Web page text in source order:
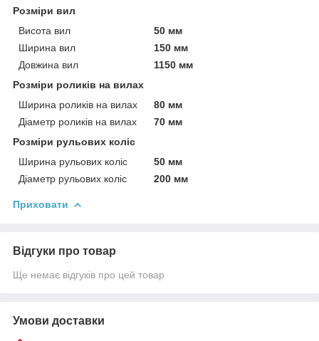
Розміри вил
Висота вил
50 мм
Ширина вил
150 мм
Довжина вил
1150 мм
Розміри роликів на вилах
Ширина роликів на вилах
80 мм
Діаметр роликів на вилах
70 мм
Розміри рульових коліс
Ширина рульових коліс
50 мм
Діаметр рульових коліс
200 мм
Приховати
Відгуки про товар
Ще немає відгуків про цей товар
Умови доставки